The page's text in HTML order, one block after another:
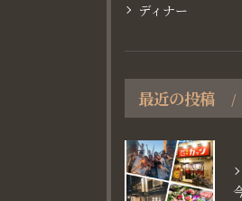
ディナー
最近の投稿